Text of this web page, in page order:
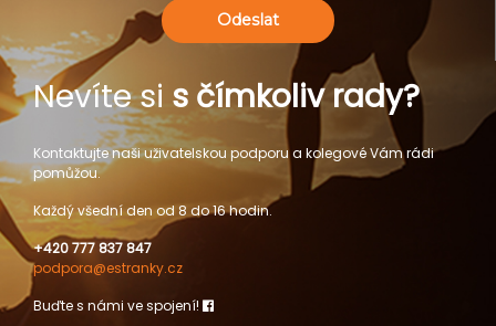
Odeslat
Nevíte si s čímkoliv rady?
Kontaktujte naši uživatelskou podporu a kolegové Vám rádi
pomůžou.
Každý všední den od 8 do 16 hodin.
+420 777 837 847
podpora@estranky.cz
Buďte s námi ve spojení!